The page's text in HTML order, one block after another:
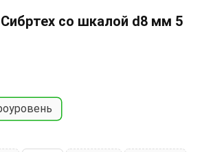
со шкалой d8 мм 5